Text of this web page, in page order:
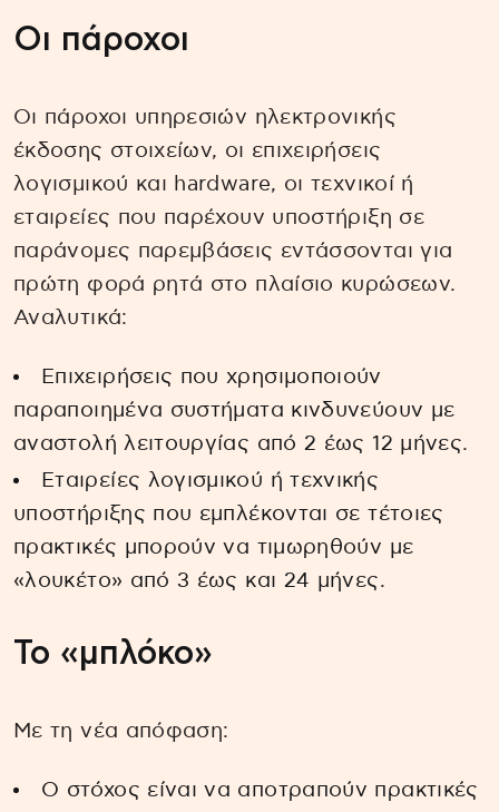
Οι πάροχοι
Οι πάροχοι υπηρεσιών ηλεκτρονικής
έκδοσης στοιχείων, οι επιχειρήσεις
λογισμικού και hardware, οι τεχνικοί ή
εταιρείες που παρέχουν υποστήριξη σε
παράνομες παρεμβάσεις εντάσσονται για
πρώτη φορά ρητά στο πλαίσιο κυρώσεων.
Αναλυτικά:
Επιχειρήσεις που χρησιμοποιούν
παραποιημένα συστήματα κινδυνεύουν με
αναστολή λειτουργίας από 2 έως 12 μήνες.
Εταιρείες λογισμικού ή τεχνικής
υποστήριξης που εμπλέκονται σε τέτοιες
πρακτικές μπορούν να τιμωρηθούν με
«λουκέτο» από 3 έως και 24 μήνες.
Το «μπλόκο»
Με τη νέα απόφαση:
Ο στόχος είναι να αποτραπούν πρακτικές